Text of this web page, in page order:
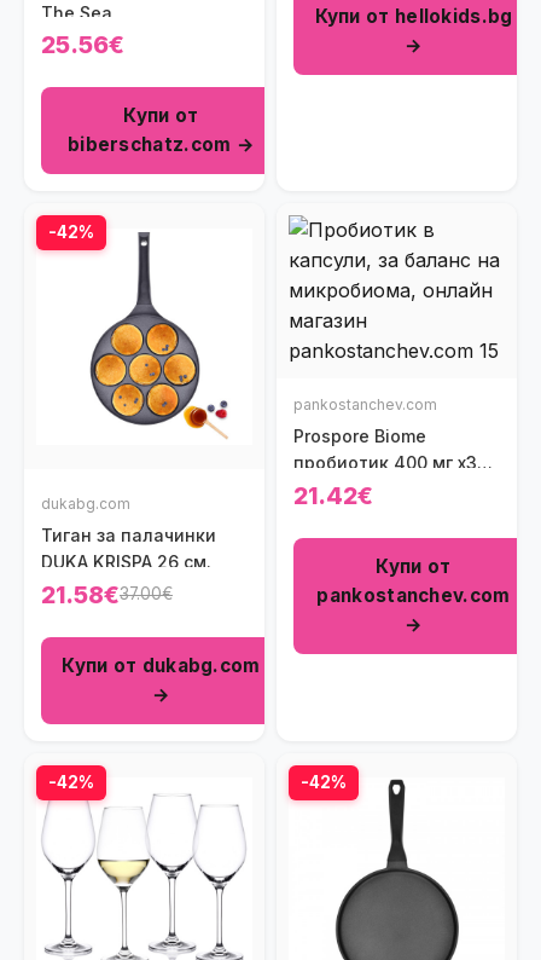
The Sea
25.56€
Купи от
biberschatz.com →
Купи от hellokids.bg
→
-42%
dukabg.com
Тиган за палачинки
DUKA KRISPA 26 см.
21.58€37.00€
Купи от dukabg.com
→
pankostanchev.com
Prospore Biome
пробиотик 400 мг x30
капсули
21.42€
Купи от
pankostanchev.com
→
-42% -42%